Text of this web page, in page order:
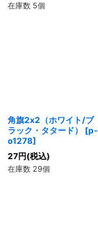
在庫数 5個
角旗2x2（ホワイト/ブ
ラック・タタード）
[p-
o1278]
27円(税込)
在庫数 29個